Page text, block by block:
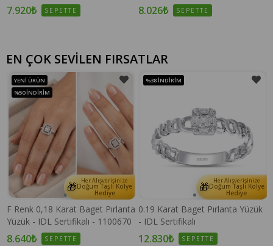
7.920₺ SEPETTE 8.026₺ SEPETTE
EN ÇOK SEVİLEN FIRSATLAR
🎁 Her Alışverişinize
Doğum Taşlı Kolye
Hediye
F Renk 0,18 Karat Baget Pırlanta
Yüzük - IDL Sertifikalı - 1100670
8.640₺ SEPETTE
YENI ÜRÜN
%50 İNDIRIM
🎁 Her Alışverişinize
Doğum Taşlı Kolye
Hediye
0.19 Karat Baget Pırlanta Yüzük
- IDL Sertifikalı
12.830₺ SEPETTE
%38 İNDIRIM